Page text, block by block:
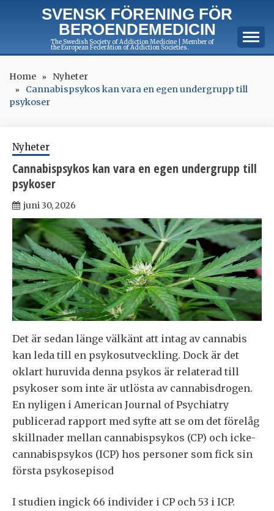
SVENSK FÖRENING FÖR
BEROENDEMEDICIN
The Swedish Society of Addiction Medicine | Member of
the European Federation of Addiction Societies.
Home
Nyheter
Cannabispsykos kan vara en egen undergrupp till
psykoser
Nyheter
Cannabispsykos kan vara en egen undergrupp till
psykoser
juni 30, 2026
Det är sedan länge välkänt att intag av cannabis
kan leda till en psykosutveckling. Dock är det
oklart huruvida denna psykos är relaterad till
psykoser som inte är utlösta av cannabisdrogen.
En nyligen i American Journal of Psychiatry
publicerad rapport med syfte att se om det förelåg
skillnader mellan cannabispsykos (CP) och icke-
cannabispsykos (ICP) hos personer som fick sin
första psykosepisod
I studien ingick 66 individer i CP och 53 i ICP.